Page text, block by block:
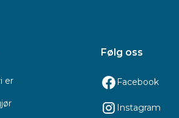
er
Følg oss
Facebook
Instagram